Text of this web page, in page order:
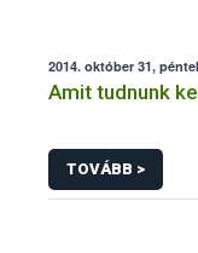
2014. október 31,
Amit tudnunk
TOVÁBB >